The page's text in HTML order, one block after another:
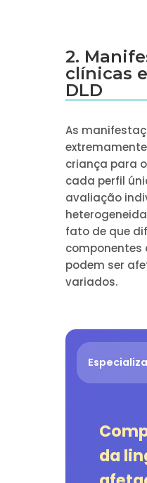
2.
clínicas
DLD
As
criança para
cada perfil
avaliação
fato de que
componentes
podem ser
variados.
da